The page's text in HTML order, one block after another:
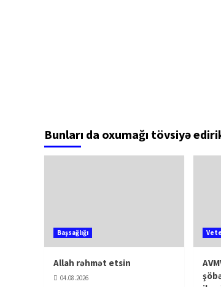
Bunları da oxumağı tövsiyə
Başsağlığı
Allah rəhmət etsin
04.08.2026